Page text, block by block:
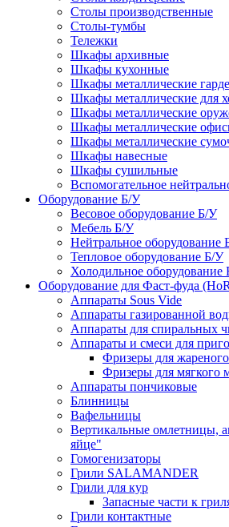
Столы производственные
Столы-тумбы
Тележки
Шкафы архивные
Шкафы кухонные
Шкафы металлические
Шкафы металлические для
Шкафы металлические
Шкафы металлические
Шкафы металлические
Шкафы навесные
Шкафы сушильные
Вспомогательное
Оборудование Б/У
Весовое оборудование Б/У
Мебель Б/У
Нейтральное оборудование
Тепловое оборудование Б/У
Холодильное оборудование
Оборудование для Фаст-фуда
Аппараты Sous Vide
Аппараты газированной
Аппараты для спиральных
Аппараты и смеси для
Фризеры для
Фризеры для мягкого
Аппараты пончиковые
Блинницы
Вафельницы
Вертикальные омлетницы,
яйце"
Гомогенизаторы
Грили SALAMANDER
Грили для кур
Запасные части к
Грили контактные